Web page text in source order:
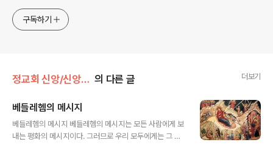
구독하기
정교회 신앙/신앙 탐구 의 다른 글 더보기
베들레헴의 메시지
베들레헴의 메시지 베들레헴의 메시지는 모든 사람에게 보
내는 평화의 메시지이다. 그러므로 우리 모두에게는 그 메